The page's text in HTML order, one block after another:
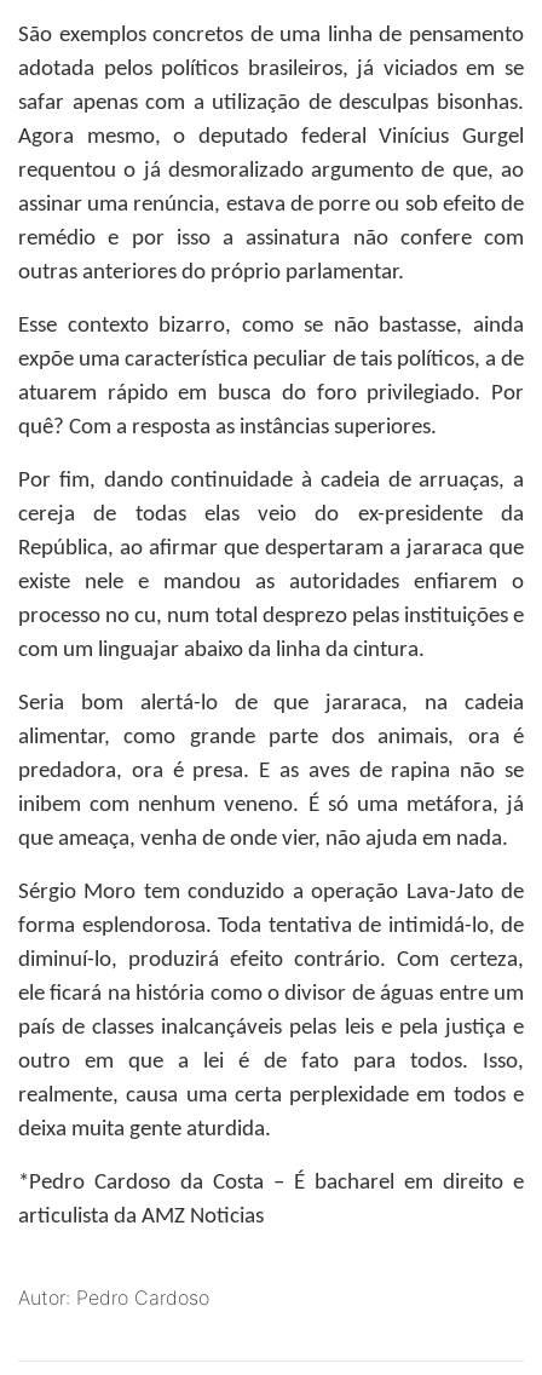
São exemplos concretos de uma linha de pensamento
adotada pelos políticos brasileiros, já viciados em se
safar apenas com a utilização de desculpas bisonhas.
Agora mesmo, o deputado federal Vinícius Gurgel
requentou o já desmoralizado argumento de que, ao
assinar uma renúncia, estava de porre ou sob efeito de
remédio e por isso a assinatura não confere com
outras anteriores do próprio parlamentar.
Esse contexto bizarro, como se não bastasse, ainda
expõe uma característica peculiar de tais políticos, a de
atuarem rápido em busca do foro privilegiado. Por
quê? Com a resposta as instâncias superiores.
Por fim, dando continuidade à cadeia de arruaças, a
cereja de todas elas veio do ex-presidente da
República, ao afirmar que despertaram a jararaca que
existe nele e mandou as autoridades enfiarem o
processo no cu, num total desprezo pelas instituições e
com um linguajar abaixo da linha da cintura.
Seria bom alertá-lo de que jararaca, na cadeia
alimentar, como grande parte dos animais, ora é
predadora, ora é presa. E as aves de rapina não se
inibem com nenhum veneno. É só uma metáfora, já
que ameaça, venha de onde vier, não ajuda em nada.
Sérgio Moro tem conduzido a operação Lava-Jato de
forma esplendorosa. Toda tentativa de intimidá-lo, de
diminuí-lo, produzirá efeito contrário. Com certeza,
ele ficará na história como o divisor de águas entre um
país de classes inalcançáveis pelas leis e pela justiça e
outro em que a lei é de fato para todos. Isso,
realmente, causa uma certa perplexidade em todos e
deixa muita gente aturdida.
*Pedro Cardoso da Costa – É bacharel em direito e
articulista da AMZ Noticias
Autor: Pedro Cardoso